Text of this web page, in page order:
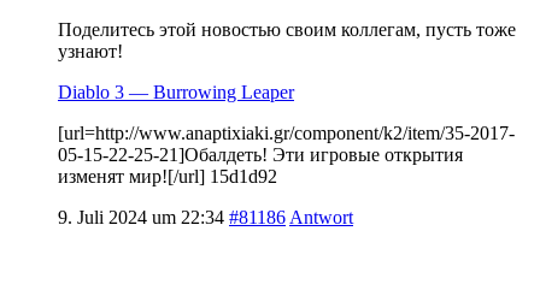
Поделитесь этой новостью своим коллегам, пусть тоже
узнают!
Diablo 3 — Burrowing Leaper
[url=http://www.anaptixiaki.gr/component/k2/item/35-2017-
05-15-22-25-21]Обалдеть! Эти игровые открытия
изменят мир![/url] 15d1d92
9. Juli 2024 um 22:34 #81186 Antwort